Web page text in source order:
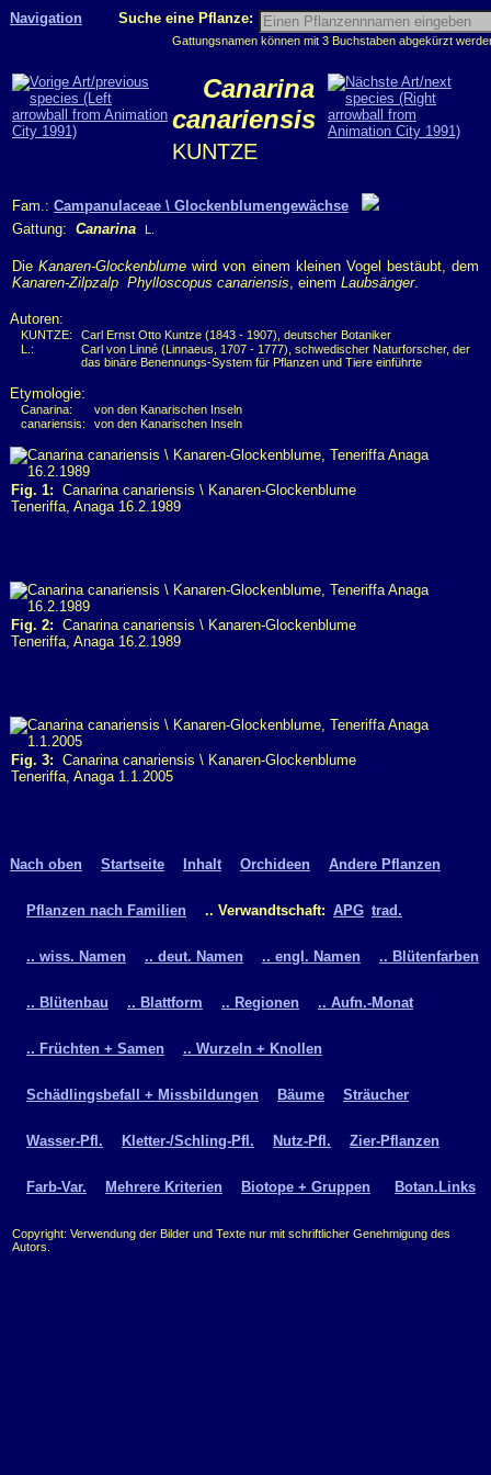
Navigation Suche eine Pflanze:
Gattungsnamen können mit 3 Buchstaben abgekürzt
Canarina
canariensis
KUNTZE
Fam.: Campanulaceae \ Glockenblumengewächse
Gattung: Canarina L.
DieKanaren-Glockenblume wird von einem kleinen Vogel bestäubt, dem
Kanaren-Zilpzalp Phylloscopus canariensis, einem Laubsänger.
Autoren:
KUNTZE:
Carl Ernst Otto Kuntze (1843 - 1907), deutscher Botaniker
L.:
Carl von Linné (Linnaeus, 1707 - 1777), schwedischer Naturforscher, der
das binäre Benennungs-System für Pflanzen und Tiere einführte
Etymologie:
Canarina:
von den Kanarischen Inseln
canariensis:
von den Kanarischen Inseln
Fig. 1: Canarina canariensis \ Kanaren-Glockenblume
Teneriffa, Anaga 16.2.1989
Fig. 2: Canarina canariensis \ Kanaren-Glockenblume
Teneriffa, Anaga 16.2.1989
Fig. 3: Canarina canariensis \ Kanaren-Glockenblume
Teneriffa, Anaga 1.1.2005
Nach oben Startseite Inhalt Orchideen Andere Pflanzen
Pflanzen nach Familien .. Verwandtschaft: APG trad.
.. wiss. Namen .. deut. Namen .. engl. Namen .. Blütenfarben
.. Blütenbau .. Blattform .. Regionen .. Aufn.-Monat
.. Früchten + Samen .. Wurzeln + Knollen
Schädlingsbefall + Missbildungen Bäume Sträucher
Wasser-Pfl. Kletter-/Schling-Pfl. Nutz-Pfl. Zier-Pflanzen
Farb-Var. Mehrere Kriterien Biotope + Gruppen Botan.Links
Copyright: Verwendung der Bilder und Texte nur mit schriftlicher Genehmigung des
Autors.